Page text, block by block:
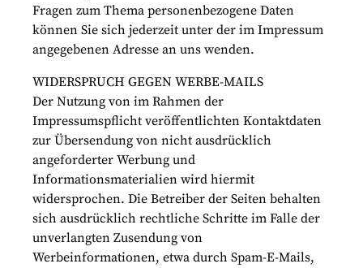
Fragen zum Thema personenbezogene Daten
können Sie sich jederzeit unter der im Impressum
angegebenen Adresse an uns wenden.
WIDERSPRUCH GEGEN WERBE-MAILS
Der Nutzung von im Rahmen der
Impressumspflicht veröffentlichten Kontaktdaten
zur Übersendung von nicht ausdrücklich
angeforderter Werbung und
Informationsmaterialien wird hiermit
widersprochen. Die Betreiber der Seiten behalten
sich ausdrücklich rechtliche Schritte im Falle der
unverlangten Zusendung von
Werbeinformationen, etwa durch Spam-E-Mails,